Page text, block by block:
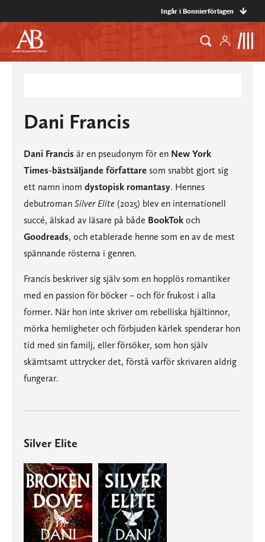
Ingår i Bonnierförlagen
Dani Francis
Dani Francis är en pseudonym för en New York
Times-bästsäljande författare som snabbt gjort sig
ett namn inom dystopisk romantasy. Hennes
debutroman Silver Elite (2025) blev en internationell
succé, älskad av läsare på både BookTok och
Goodreads, och etablerade henne som en av de mest
spännande rösterna i genren.
Francis beskriver sig själv som en hopplös romantiker
med en passion för böcker – och för frukost i alla
former. När hon inte skriver om rebelliska hjältinnor,
mörka hemligheter och förbjuden kärlek spenderar hon
tid med sin familj, eller försöker, som hon själv
skämtsamt uttrycker det, förstå varför skrivaren aldrig
fungerar.
Silver Elite